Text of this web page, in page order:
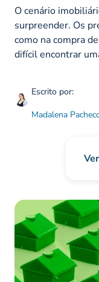
Escrito por:
Madalena
O cenário
surpreender. Os
como na compra
difícil encontrar